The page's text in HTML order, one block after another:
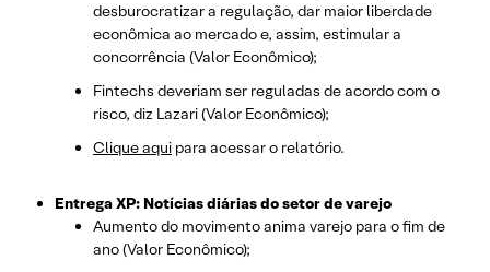
desburocratizar a regulação, dar maior liberdade
econômica ao mercado e, assim, estimular a
concorrência (Valor Econômico);
Fintechs deveriam ser reguladas de acordo com o
risco, diz Lazari (Valor Econômico);
Clique aqui para acessar o relatório.
Entrega XP: Notícias diárias do setor de varejo
Aumento do movimento anima varejo para o fim de
ano (Valor Econômico);